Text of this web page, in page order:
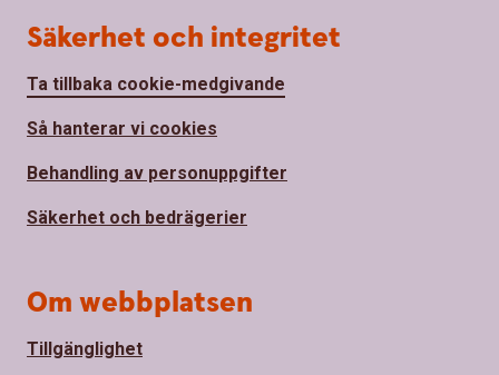
Säkerhet och integritet
Ta tillbaka cookie-medgivande
Så hanterar vi cookies
Behandling av personuppgifter
Säkerhet och bedrägerier
Om webbplatsen
Tillgänglighet